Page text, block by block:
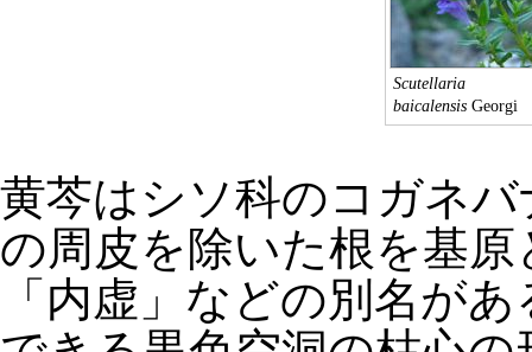
Scutellaria
baicalensis Georgi
黄芩はシソ科のコガネバ
の周皮を除いた根を基
「内虚」などの別名が